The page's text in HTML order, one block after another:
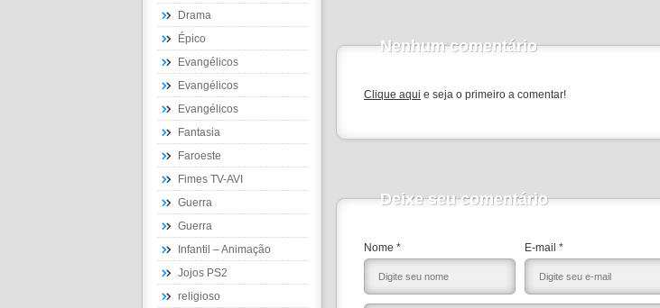
Drama
Épico
Evangélicos
Evangélicos
Evangélicos
Fantasia
Faroeste
Fimes TV-AVI
Guerra
Guerra
Infantil – Animação
Jojos PS2
religioso
Nenhum comentário
Clique aqui e seja o primeiro a comentar!
Deixe seu comentário
Nome * E-mail *